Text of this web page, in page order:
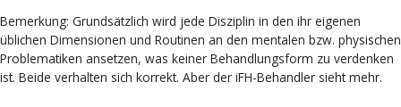
Bemerkung: Grundsätzlich wird jede Disziplin in den ihr eigenen
üblichen Dimensionen und Routinen an den mentalen bzw. physischen
Problematiken ansetzen, was keiner Behandlungsform zu verdenken
ist. Beide verhalten sich korrekt. Aber der iFH-Behandler sieht mehr.